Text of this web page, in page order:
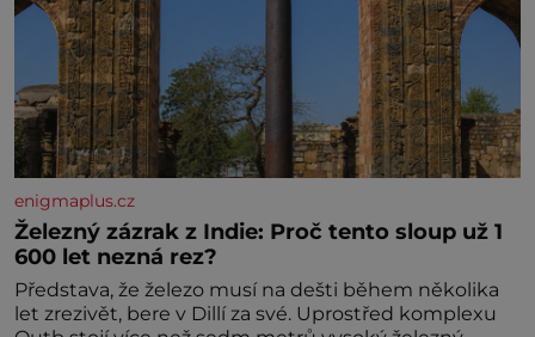
enigmaplus.cz
Železný zázrak z Indie: Proč tento sloup už 1
600 let nezná rez?
Představa, že železo musí na dešti během několika
let zrezivět, bere v Dillí za své. Uprostřed komplexu